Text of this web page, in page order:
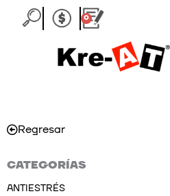
0
Carrito
Regresar
CATEGORÍAS
ANTIESTRÉS